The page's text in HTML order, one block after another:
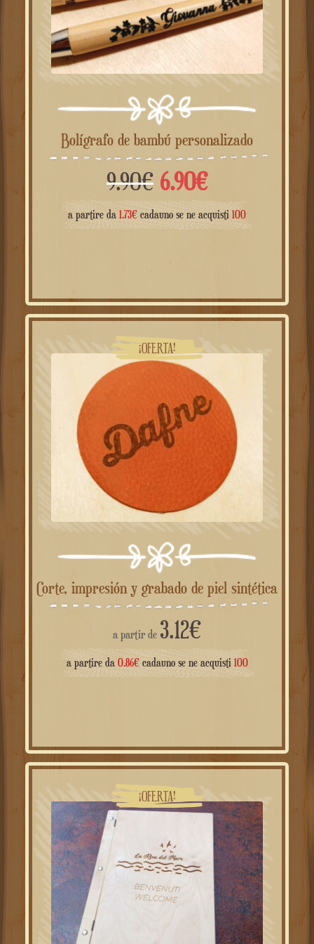
Bolígrafo de bambú personalizado
9.90€ El
precio
original
9.90€.
6.90€El
precio
actual
6.90€.
a partire da1.73 €cadauno se ne acquisti
Corte, impresión y grabado de piel sintética
a partir de3.12€
a partire da0.86€cadauno se ne acquisti